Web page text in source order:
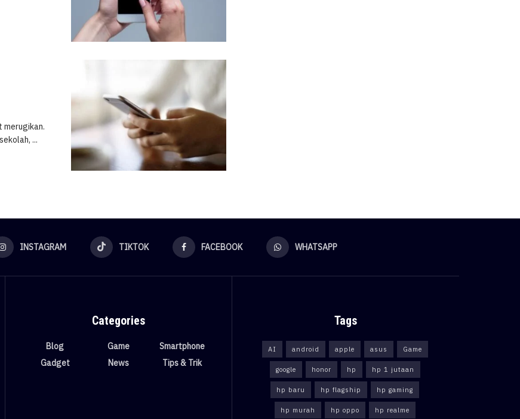
merugikan.
...
INSTAGRAM TIKTOK FACEBOOK WHATSAPP
Categories
Blog
Gadget
Game
News
Smartphone
Tips & Trik
Tags
AI android apple asus Game
google honor hp hp 1 jutaan
hp baru hp flagship hp gaming
hp murah hp oppo hp realme